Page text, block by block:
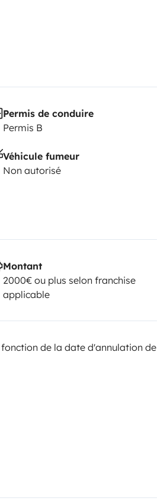
Permis de conduire
Permis B
Véhicule fumeur
Non autorisé
Montant
2000€ ou plus selon franchise
applicable
de la date d'annulation de